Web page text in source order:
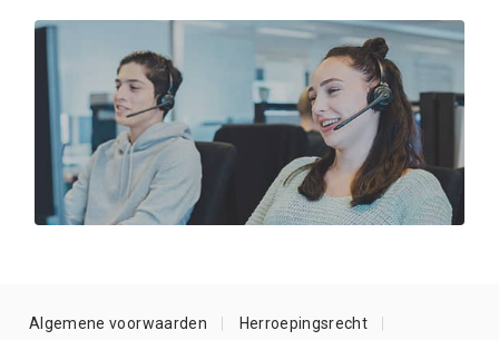
Algemene voorwaarden Herroepingsrecht